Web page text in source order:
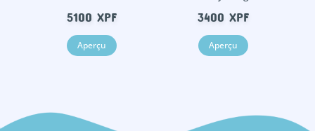
5100XPF
Aperçu
3400 XPF
Aperçu